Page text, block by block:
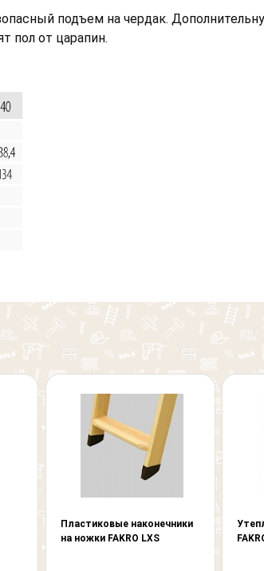
подъем на чердак.
пол от царапин.
данных
Пластиковые наконечники
на ножки FAKRO LXS
данных